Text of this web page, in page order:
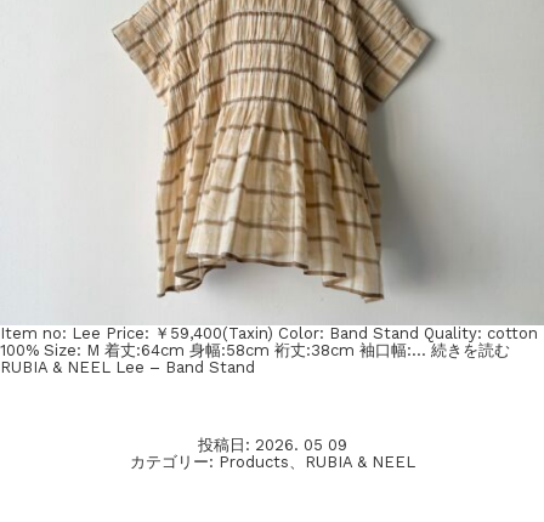
Item no: Lee Price: ￥59,400(Taxin) Color: Band Stand Quality: cotton
100% Size: M 着丈:64cm 身幅:58cm 裄丈:38cm 袖口幅:… 続きを読む
RUBIA & NEEL Lee – Band Stand
投稿日: 2026. 05 09
カテゴリー: Products、 RUBIA & NEEL